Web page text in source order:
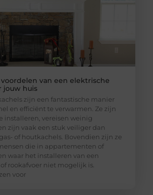
van een elektrische
jouw huis
zijn een fantastische manier
en efficiënt te verwarmen. Ze zijn
installeren, vereisen weinig
zijn vaak een stuk veiliger dan
of houtkachels. Bovendien zijn ze
die in appartementen of
waar het installeren van een
rookafvoer niet mogelijk is.
voor